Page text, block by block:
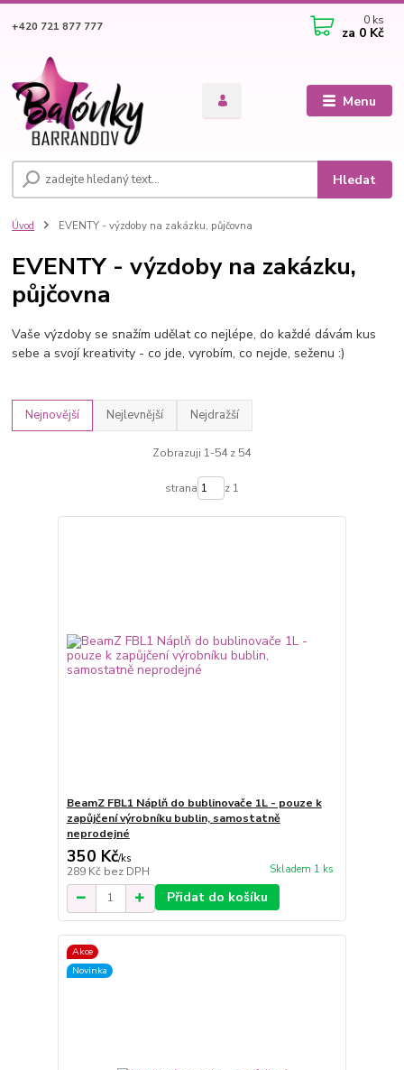
Menu
Hledat
+420 721 877 777 0 ks
za 0 Kč
Úvod EVENTY - výzdoby na zakázku, půjčovna
EVENTY - výzdoby na zakázku,
půjčovna
Vaše výzdoby se snažím udělat co nejlépe, do každé dávám kus
sebe a svojí kreativity - co jde, vyrobím, co nejde, seženu :)
Nejnovější Nejlevnější Nejdražší
Zobrazuji 1-54 z 54
strana z 1
BeamZ FBL1 Náplň do bublinovače 1L - pouze k
zapůjčení výrobníku bublin, samostatně
neprodejné
350 Kč/ks
289 Kč bez DPH Skladem 1 ks
Přidat do košíku
Akce
Novinka